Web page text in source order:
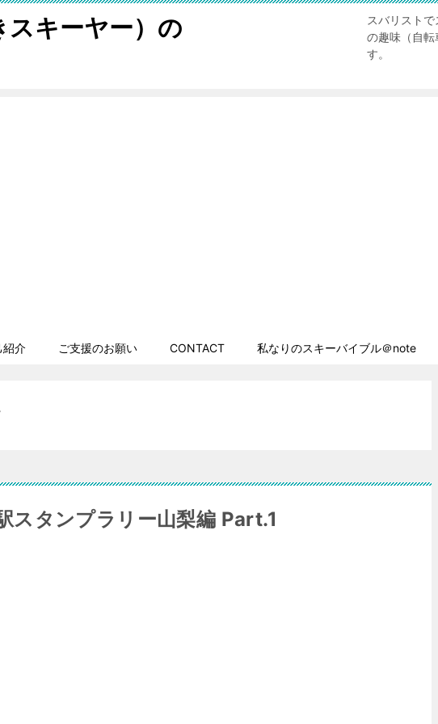
キーヤー）の
スバリスト
の趣味（自転
す。
紹介 ご支援のお願い CONTACT 私なりのスキーバイブル＠note
スタンプラリー山梨編 Part.1